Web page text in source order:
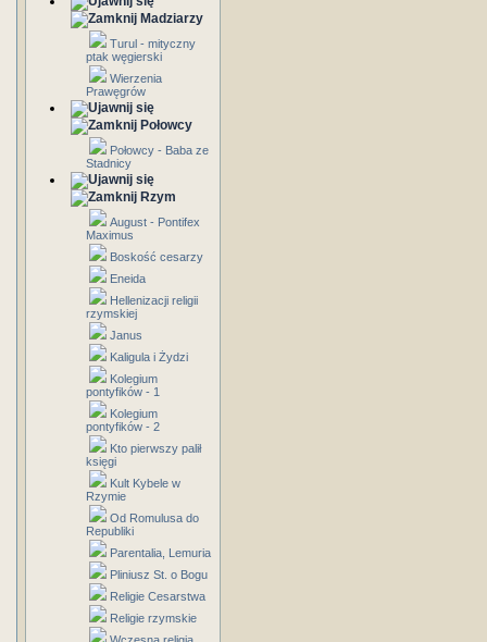
Madziarzy
Turul - mityczny
ptak węgierski
Wierzenia
Prawęgrów
Połowcy
Połowcy - Baba ze
Stadnicy
Rzym
August - Pontifex
Maximus
Boskość cesarzy
Eneida
Hellenizacji religii
rzymskiej
Janus
Kaligula i Żydzi
Kolegium
pontyfików - 1
Kolegium
pontyfików - 2
Kto pierwszy palił
księgi
Kult Kybele w
Rzymie
Od Romulusa do
Republiki
Parentalia, Lemuria
Pliniusz St. o Bogu
Religie Cesarstwa
Religie rzymskie